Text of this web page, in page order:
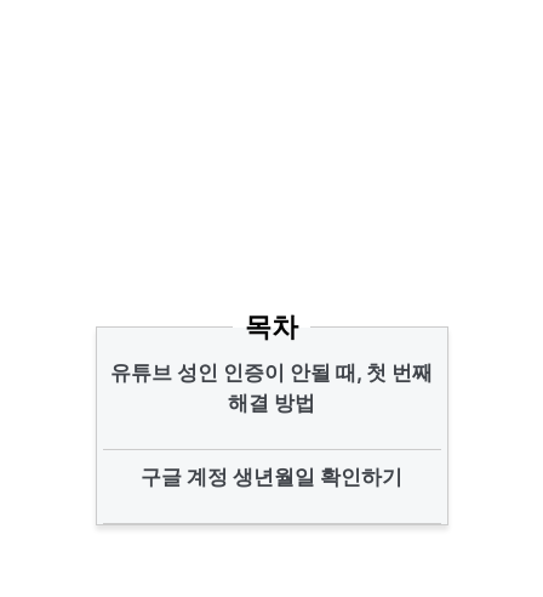
목차
유튜브 성인 인증이 안될 때, 첫 번째
해결 방법
구글 계정 생년월일 확인하기